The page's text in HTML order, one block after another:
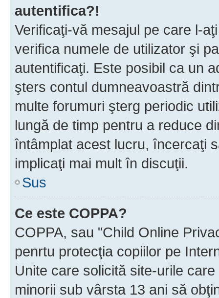
autentifica?!
Verificaţi-vă mesajul pe care l-
verifica numele de utilizator şi
autentificaţi. Este posibil ca un
şters contul dumneavoastră
multe forumuri şterg periodic
lungă de timp pentru a reduce
întâmplat acest lucru, încercaţi
implicaţi mai mult în discuţii.
Sus
Ce este COPPA?
COPPA, sau "Child Online
penrtu protecţia copiilor pe
Unite care solicită site-urile
minorii sub vârsta 13 ani să